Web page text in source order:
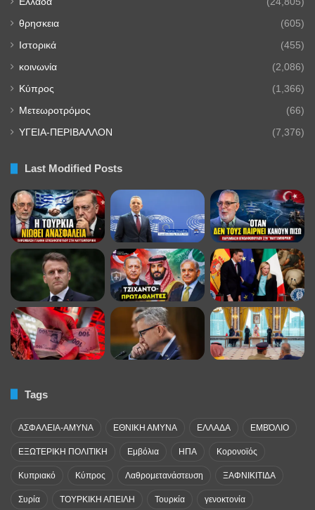
θρησκεια (605)
Ιστορικά (455)
κοινωνία (2,086)
Κύπρος (1,366)
Μετεωροτρόμος (66)
ΥΓΕΙΑ-ΠΕΡΙΒΑΛΛΟΝ (7,376)
Last Modified Posts
Tags
ΑΣΦΑΛΕΙΑ-ΑΜΥΝΑ ΕΘΝΙΚΗ ΑΜΥΝΑ ΕΛΛΑΔΑ ΕΜΒΌΛΙΟ
ΕΞΩΤΕΡΙΚΗ ΠΟΛΙΤΙΚΗ Εμβόλια ΗΠΑ Κορονοϊός
Κυπριακό Κύπρος Λαθρομετανάστευση ΞΑΦΝΙΚΙΤΙΔΑ
Συρία ΤΟΥΡΚΙΚΗ ΑΠΕΙΛΗ Τουρκία γενοκτονία